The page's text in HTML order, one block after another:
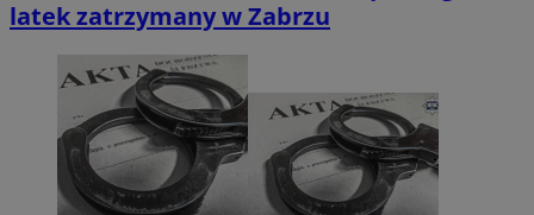
latek zatrzymany w Zabrzu